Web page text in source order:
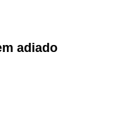
adiado